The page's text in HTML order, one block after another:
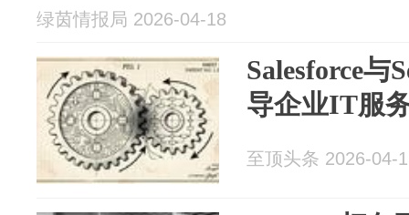
绿茵情报局 2026-04-18
Salesforce与
导企业IT服
至顶头条 2026-04-